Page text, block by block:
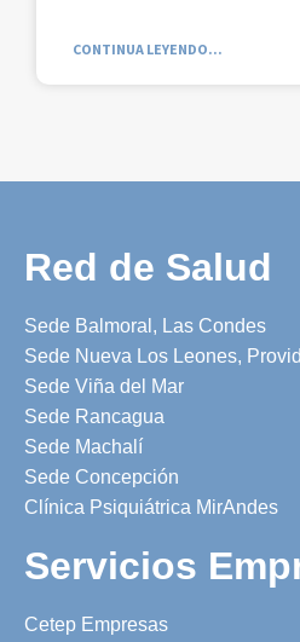
CONTINUA LEYENDO...
Red de Salud
Sede Balmoral, Las Condes
Sede Nueva Los Leones,
Sede Viña del Mar
Sede Rancagua
Sede Machalí
Sede Concepción
Clínica Psiquiátrica MirAndes
Servicios
Cetep Empresas